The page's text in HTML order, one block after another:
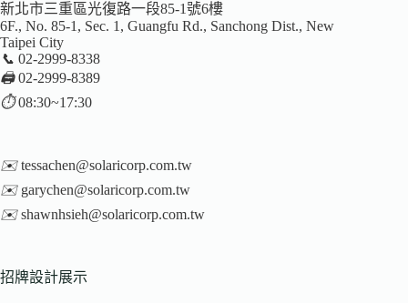
新北市三重區光復路一段85-1號6樓
6F., No. 85-1, Sec. 1, Guangfu Rd., Sanchong Dist., New
Taipei City
📞 02-2999-8338
🖨️02-2999-8389
⏱️08:30~17:30
✉️ tessachen@solaricorp.com.tw
✉️ garychen@solaricorp.com.tw
✉️ shawnhsieh@solaricorp.com.tw
招牌設計展示